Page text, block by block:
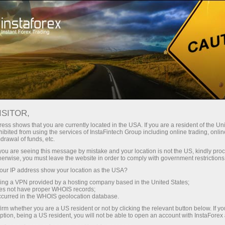
торговый счёт Торговые платформы
Инвесторам Партнерам
новости
деньги
shows that you are currently located in the USA. If you are a resident of the
from using the services of InstaFintech Group including online trading,
of funds, etc.
are seeing this message by mistake and your location is not the US, kindly
you must leave the website in order to comply with government
IP address show your location as the USA?
a VPN provided by a hosting company based in the United States;
not have proper WHOIS records;
in the WHOIS geolocation database.
whether you are a US resident or not by clicking the relevant button below. If
being a US resident, you will not be able to open an account with InstaForex